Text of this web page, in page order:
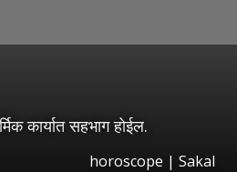
कार्यात सहभाग होईल.
horoscope | Sakal